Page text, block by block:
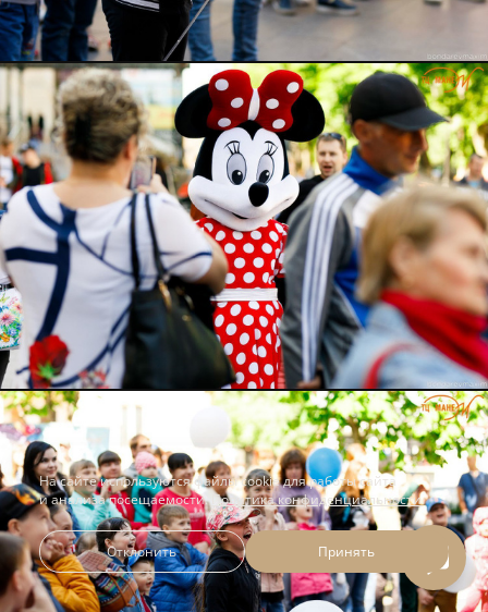
На сайте используются файлы cookie для работы сайта
и анализа посещаемости. Политика конфиденциальности
Отклонить Принять